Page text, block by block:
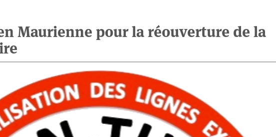
Maurienne pour la réouverture de la